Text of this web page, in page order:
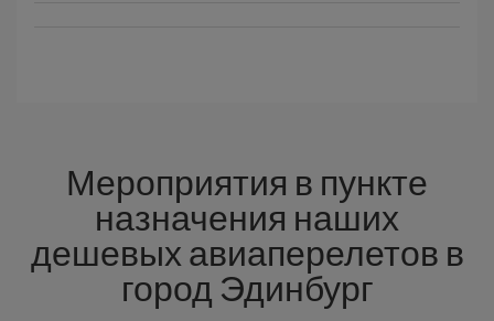
Мероприятия в пункте
назначения наших
дешевых авиаперелетов в
город Эдинбург